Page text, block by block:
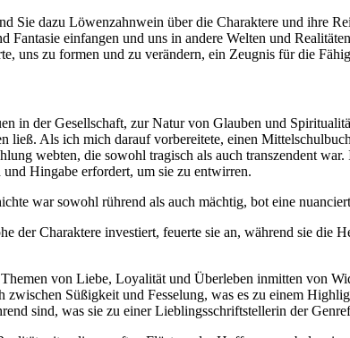
Sie dazu Löwenzahnwein über die Charaktere und ihre
einfangen und uns in andere Welten und
uns zu formen und zu verändern, ein Zeugnis für die
in der Gesellschaft, zur Natur von Glauben und
ließ. Als ich mich darauf vorbereitete, einen
webten, die sowohl tragisch als auch transzendent
Hingabe erfordert, um sie zu entwirren.
war sowohl rührend als auch mächtig, bot eine
Charaktere investiert, feuerte sie an, während sie die
von Liebe, Loyalität und Überleben inmitten von
Süßigkeit und Fesselung, was es zu einem
sind, was sie zu einer Lieblingsschriftstellerin der